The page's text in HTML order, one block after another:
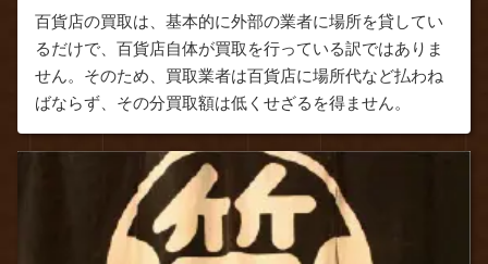
百貨店の買取は、基本的に外部の業者に場所を貸してい
るだけで、百貨店自体が買取を行っている訳ではありま
せん。そのため、買取業者は百貨店に場所代など払わね
ばならず、その分買取額は低くせざるを得ません。